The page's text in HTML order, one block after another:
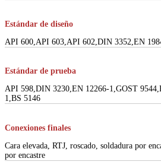
Estándar de diseño
API 600,API 603,API 602,DIN 3352,EN
Estándar de prueba
API 598,DIN 3230,EN 12266-1,GOST
1,BS 5146
Conexiones finales
Cara elevada, RTJ, roscado, soldadura por
por encastre